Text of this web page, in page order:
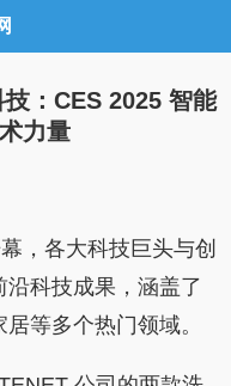
：CES 2025 智能
力量
，各大科技巨头与创
科技成果，涵盖了
等多个热门领域。